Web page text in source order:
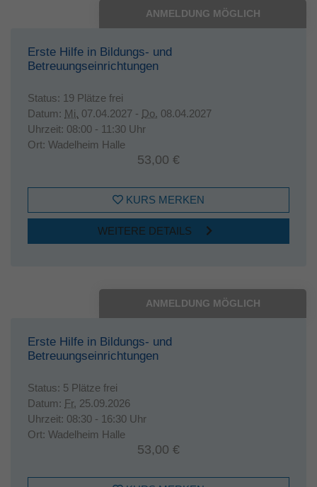
ANMELDUNG MÖGLICH
Erste Hilfe in Bildungs- und
Betreuungseinrichtungen
Status: 19 Plätze frei
Datum: Mi. 07.04.2027 - Do. 08.04.2027
Uhrzeit: 08:00 - 11:30 Uhr
Ort: Wadelheim Halle
53,00 €
KURS MERKEN
WEITERE DETAILS
ANMELDUNG MÖGLICH
Erste Hilfe in Bildungs- und
Betreuungseinrichtungen
Status: 5 Plätze frei
Datum: Fr. 25.09.2026
Uhrzeit: 08:30 - 16:30 Uhr
Ort: Wadelheim Halle
53,00 €